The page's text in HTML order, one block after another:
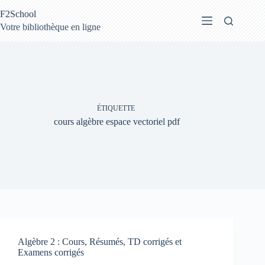
au
contenu
F2School
Votre bibliothèque en ligne
ÉTIQUETTE
cours algèbre espace vectoriel pdf
Algèbre 2 : Cours, Résumés, TD corrigés et
Examens corrigés